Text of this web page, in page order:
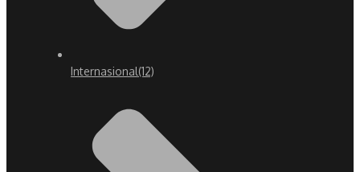
Internasional(12)